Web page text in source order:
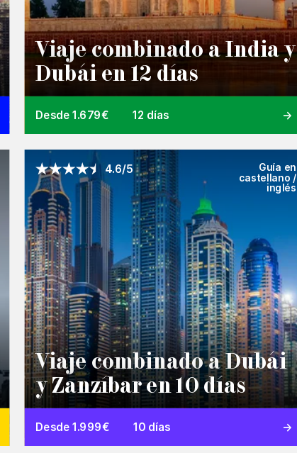
Viaje combinado a India y
Dubái en 12 días
Desde 1.679€ 12 días
4.6/5
Guía en
castellano /
inglés
Viaje combinado a Dubái
y Zanzíbar en 10 días
Desde 1.999€ 10 días